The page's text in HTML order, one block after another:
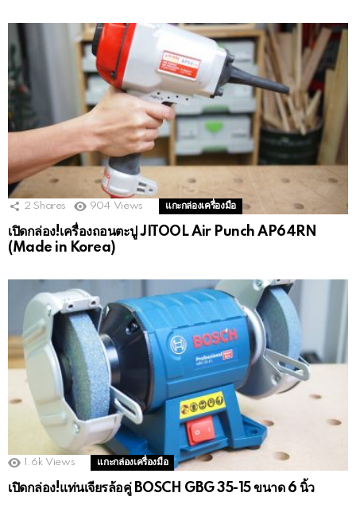
2 Shares 904 Views แกะกล่องเครื่องมือ
เปิดกล่อง!เครื่องถอนตะปู JITOOL Air Punch AP64RN
(Made in Korea)
1.6k Views แกะกล่องเครื่องมือ
เปิดกล่อง!แท่นเจียรล้อคู่ BOSCH GBG 35-15 ขนาด 6 นิ้ว